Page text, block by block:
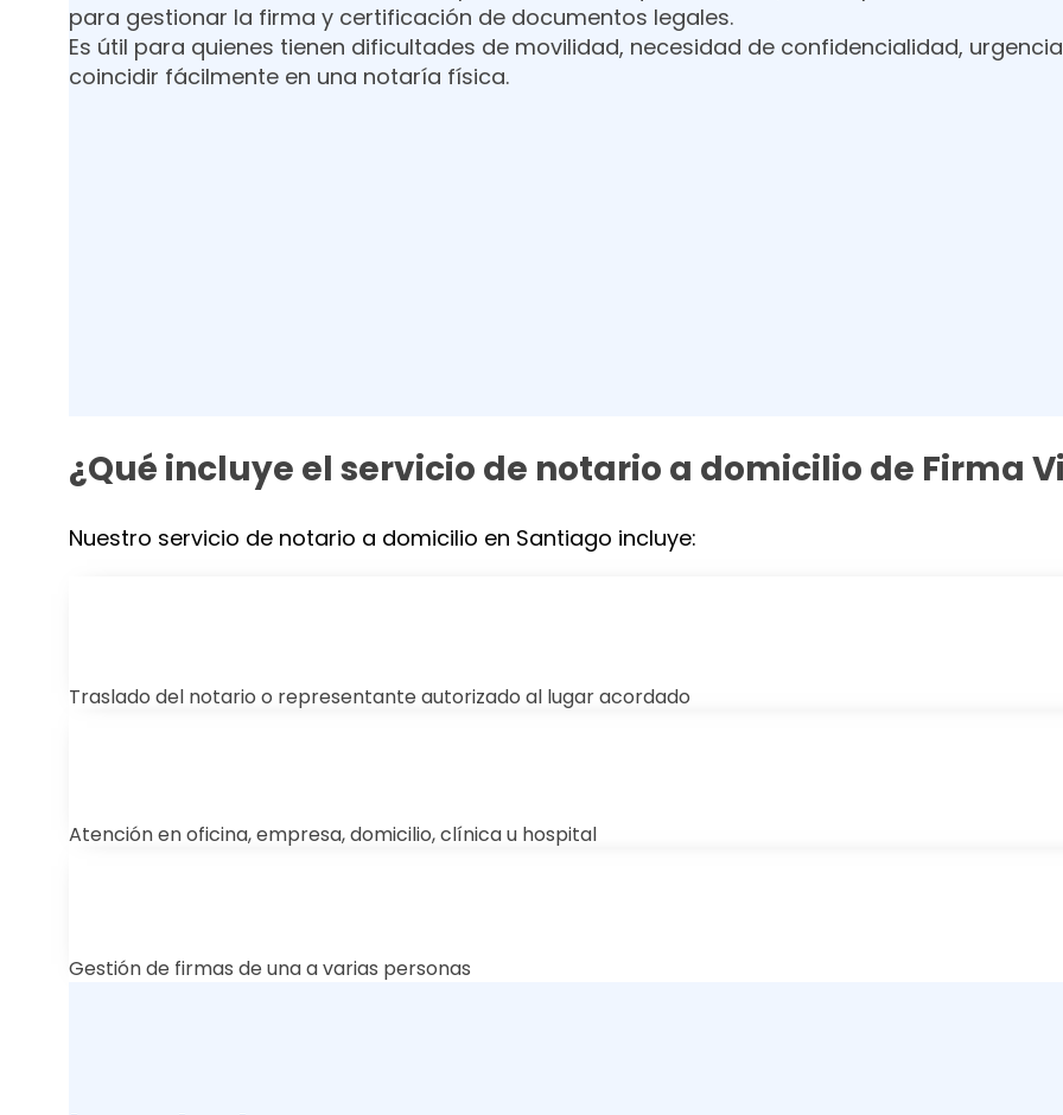
para gestionar la firma y certificación de documentos legales.
Es útil para quienes tienen dificultades de movilidad, necesidad de confidencialidad,
coincidir fácilmente en una notaría física.
¿Qué incluye el servicio de notario a domicilio de Firma
Nuestro servicio de notario a domicilio en Santiago incluye:
Traslado del notario o representante autorizado al lugar acordado
Atención en oficina, empresa, domicilio, clínica u hospital
Gestión de firmas de una a varias personas